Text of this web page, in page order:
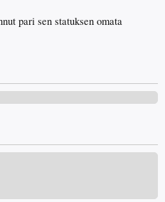
pari sen statuksen omata